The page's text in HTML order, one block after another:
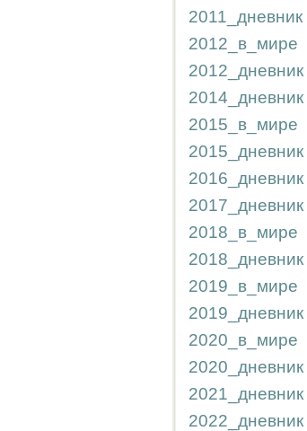
2011_дневник
2012_в_мире
2012_дневник
2014_дневник
2015_в_мире
2015_дневник
2016_дневник
2017_дневник
2018_в_мире
2018_дневник
2019_в_мире
2019_дневник
2020_в_мире
2020_дневник
2021_дневник
2022_дневник